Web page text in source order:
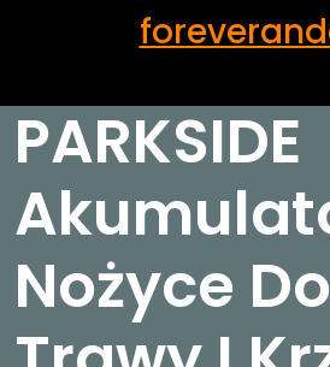
PARKSIDE
Nożyce Do